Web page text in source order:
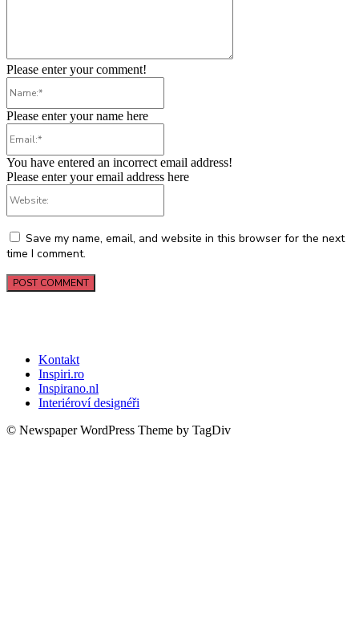
Please enter your comment!
Please enter your name here
You have entered an incorrect email address!
Please enter your email address here
Save my name, email, and website in this browser for the next
time I comment.
Kontakt
Inspiri.ro
Inspirano.nl
Interiéroví designéři
© Newspaper WordPress Theme by TagDiv